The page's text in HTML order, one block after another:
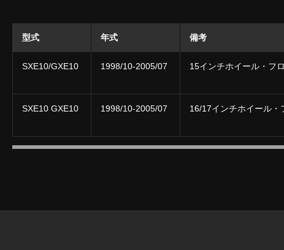
型式 年式 備考
SXE10/GXE10 1998/10-2005/07 15インチホイール・フ
SXE10 GXE10 1998/10-2005/07 16/17インチホイール